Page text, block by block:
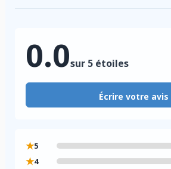
0.0sur 5 étoiles
Écrire votre avis
★5
★4